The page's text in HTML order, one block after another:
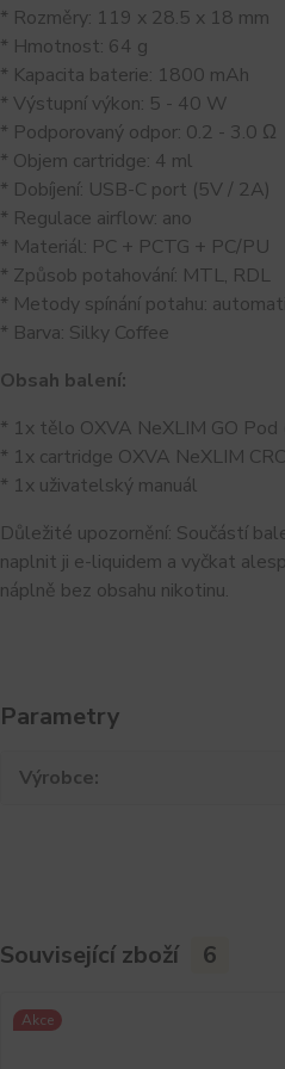
* Rozměry: 119 x 28.5 x 18 mm
* Hmotnost: 64 g
* Kapacita baterie: 1800 mAh
* Výstupní výkon: 5 - 40 W
* Podporovaný odpor: 0.2 - 3.0 Ω
* Objem cartridge: 4 ml
* Dobíjení: USB-C port (5V / 2A)
* Regulace airflow: ano
* Materiál: PC + PCTG + PC/PU
* Způsob potahování: MTL, RDL
* Metody spínání potahu:
* Barva: Silky Coffee
Obsah balení:
* 1x tělo OXVA NeXLIM GO
* 1x cartridge OXVA NeXLIM
* 1x uživatelský manuál
Důležité upozornění: Součástí
naplnit ji e-liquidem a vyčkat
náplně bez obsahu nikotinu.
Parametry
Výrobce
Související zboží 6
Akce